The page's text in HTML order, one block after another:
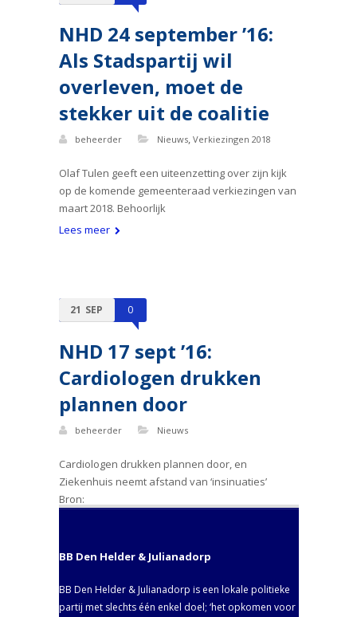
NHD 24 september ’16:
Als Stadspartij wil
overleven, moet de
stekker uit de coalitie
beheerder Nieuws, Verkiezingen 2018
Olaf Tulen geeft een uiteenzetting over zijn kijk
op de komende gemeenteraad verkiezingen van
maart 2018. Behoorlijk
Lees meer
21 SEP 0
NHD 17 sept ’16:
Cardiologen drukken
plannen door
beheerder Nieuws
Cardiologen drukken plannen door, en
Ziekenhuis neemt afstand van ‘insinuaties’
Bron:
BB Den Helder & Julianadorp
BB Den Helder & Julianadorp is een lokale politieke
partij met slechts één enkel doel; ‘het opkomen voor